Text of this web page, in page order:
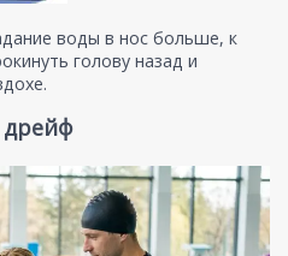
воды в нос больше, к
голову назад и
дрейф